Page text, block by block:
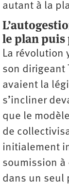
autant à la
le plan puis
La révolution
son dirigeant
avaient la
s’incliner
que le
de
initialement
soumission à
dans un seul